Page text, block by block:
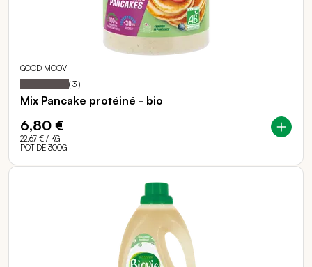
GOOD MOOV
Notation: 100
% of
( 3 )
Mix Pancake protéiné - bio
6,80 €
22,67 € / KG
POT DE 300G